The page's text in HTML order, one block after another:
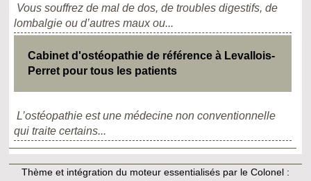
Vous souffrez de mal de dos, de troubles digestifs, de
lombalgie ou d’autres maux ou...
Cabinet d'ostéopathie de référence à Levallois-
Perret pour tous les patients
L’ostéopathie est une médecine non conventionnelle
qui traite certains...
Thème et intégration du moteur essentialisés par le Colonel :